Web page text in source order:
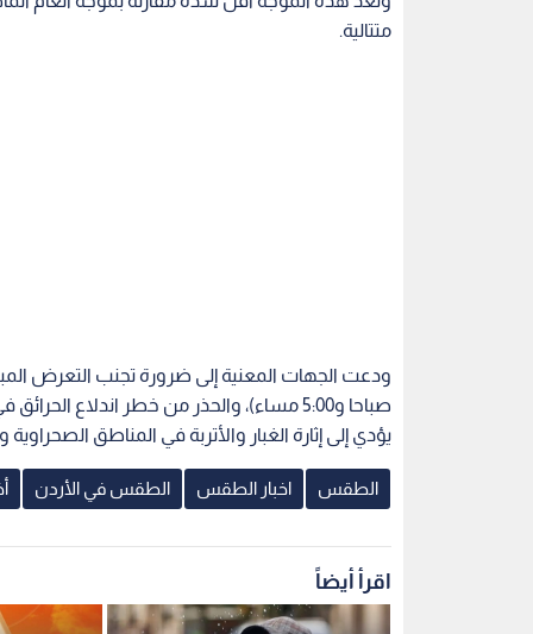
متتالية.
صباحا و5:00 مساء)، والحذر من خطر اندلاع
يؤدي إلى إثارة الغبار والأتربة في المناطق
الطقس اخبار الطقس الطقس في الأردن
اقرأ أيضاً